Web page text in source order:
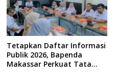
Tetapkan Daftar Informasi
Publik 2026, Bapenda
Makassar Perkuat Tata